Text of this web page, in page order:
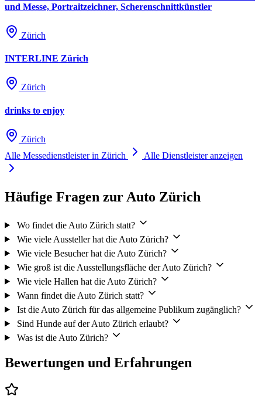
und Messe, Portraitzeichner, Scherenschnittkünstler
Zürich
INTERLINE Zürich
Zürich
drinks to enjoy
Zürich
Alle Messedienstleister in Zürich
Alle Dienstleister anzeigen
Häufige Fragen zur Auto Zürich
Wo findet die Auto Zürich statt?
Wie viele Aussteller hat die Auto Zürich?
Wie viele Besucher hat die Auto Zürich?
Wie groß ist die Ausstellungsfläche der Auto Zürich?
Wie viele Hallen hat die Auto Zürich?
Wann findet die Auto Zürich statt?
Ist die Auto Zürich für das allgemeine Publikum zugänglich?
Sind Hunde auf der Auto Zürich erlaubt?
Was ist die Auto Zürich?
Bewertungen und Erfahrungen